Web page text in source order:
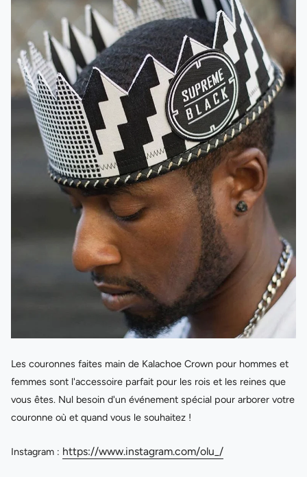
Les couronnes faites main de Kalachoe Crown pour hommes et
femmes sont l'accessoire parfait pour les rois et les reines que
vous êtes. Nul besoin d'un événement spécial pour arborer votre
couronne où et quand vous le souhaitez !
Instagram : https://www.instagram.com/olu_/